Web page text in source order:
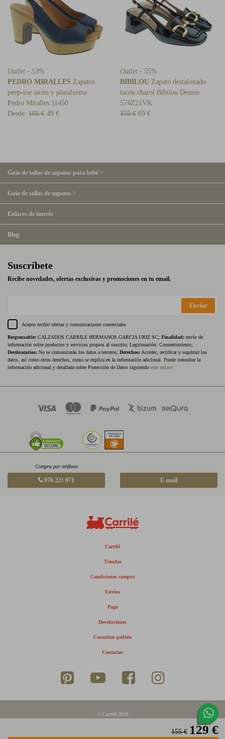
155 € 129 €
Outlet - 53%
PEDRO MIRALLES Zapatos
peep-toe tacón y plataforma
Pedro Miralles 11450
Desde: 105 € 49 €
Outlet - 55%
BIBILOU Zapato destalonado
tacón charol Bibilou Dennis
574Z21VK
155 € 69 €
Guía de tallas de zapatos para bebé >
Guía de tallas de zapatos >
Enlaces de interés
Blog
Suscríbete
Recibe novedades, ofertas exclusivas y promociones en tu email.
Enviar
Acepto recibir ofertas y comunicaciones comerciales
Responsable: CALZADOS CARRILE HERMANOS GARCIA URIZ SC; Finalidad: envío de
información sobre productos y servicios propios al suscrito; Legitimación: Consentimiento;
Destinatarios: No se comunicarán los datos a terceros; Derechos: Acceder, rectificar y suprimir los
datos, así como otros derechos, como se explica en la información adicional. Puede consultar la
información adicional y detallada sobre Protección de Datos siguiendo este enlace
Compra por teléfono
976 221 971 E-mail
Carrilé
Tiendas
Condiciones compra
Envíos
Pago
Devoluciones
Consultar pedido
Contactar
© Carrilé 2026
Política de privacidad